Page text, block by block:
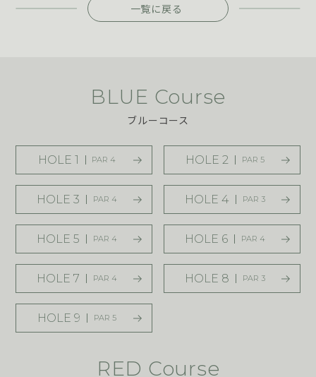
一覧に戻る
BLUE Course
ブルーコース
HOLE 1 PAR 4 HOLE 2 PAR 5
HOLE 3 PAR 4 HOLE 4 PAR 3
HOLE 5 PAR 4 HOLE 6 PAR 4
HOLE 7 PAR 4 HOLE 8 PAR 3
HOLE 9 PAR 5
RED Course